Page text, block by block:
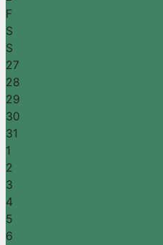
F
S
S
27
28
29
30
31
1
2
3
4
5
6